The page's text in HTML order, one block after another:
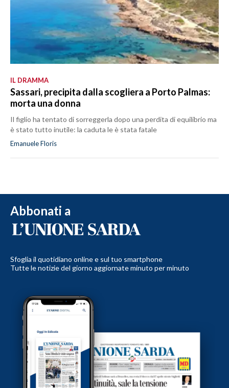
IL DRAMMA
Sassari, precipita dalla scogliera a Porto Palmas:
morta una donna
Il figlio ha tentato di sorreggerla dopo una perdita di equilibrio ma
è stato tutto inutile: la caduta le è stata fatale
Emanuele Floris
Abbonati a
Sfoglia il quotidiano online e sul tuo smartphone
Tutte le notizie del giorno aggiornate minuto per minuto